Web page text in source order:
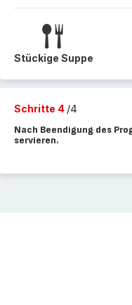
Stückige Suppe
Schritte 4 /4
Nach Beendigung des
servieren.